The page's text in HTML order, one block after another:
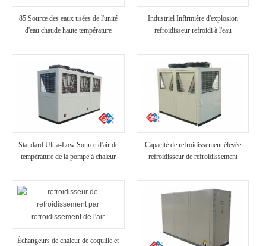
85 Source des eaux usées de l'unité
d'eau chaude haute température
Industriel Infirmière d'explosion
refroidisseur refroidi à l'eau
Standard Ultra-Low Source d'air de
température de la pompe à chaleur
Capacité de refroidissement élevée
refroidisseur de refroidissement
Échangeurs de chaleur de coquille et